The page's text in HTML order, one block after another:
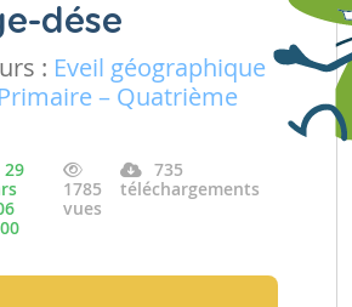
dése
: Eveil géographique
Primaire – Quatrième
29
1785
vues
735
téléchargements